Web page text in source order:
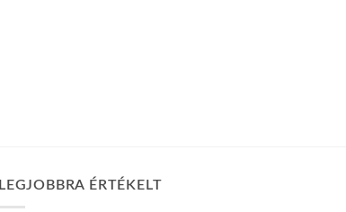
LEGJOBBRA ÉRTÉKELT